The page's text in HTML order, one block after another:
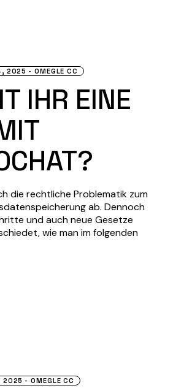
2025 OMEGLE CC
IHR EINE
die rechtliche Problematik zum
ab. Dennoch
und auch neue Gesetze
wie man im folgenden
2025 OMEGLE CC